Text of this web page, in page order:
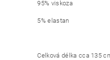
95% viskoza
5% elastan
Celková délka cca 135